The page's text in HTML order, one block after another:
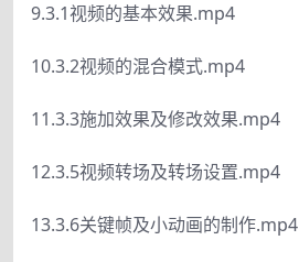
9.3.1视频的基本效果.mp4
10.3.2视频的混合模式.mp4
11.3.3施加效果及修改效果.mp4
12.3.5视频转场及转场设置.mp4
13.3.6关键帧及小动画的制作.mp4